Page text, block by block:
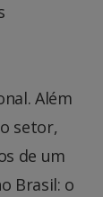
Além
setor,
de um
Brasil: o